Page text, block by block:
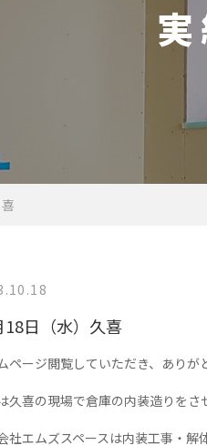
18日（水）久喜
ページ閲覧していただき、ありが
久喜の現場で倉庫の内装造りをさ
社エムズスペースは内装工事・